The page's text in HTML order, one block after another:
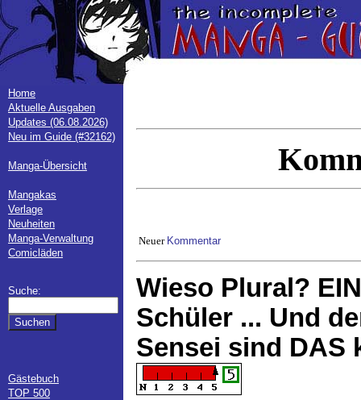
Home
Aktuelle Ausgaben
Updates (06.08.2026)
Neu im Guide (#32162)
Manga-Übersicht
Mangakas
Verlage
Neuheiten
Manga-Verwaltung
Comicläden
Suche:
Gästebuch
TOP 500
Neuer Kommentar
Wieso Plural?
Schüler ... Und
Sensei sind DAS